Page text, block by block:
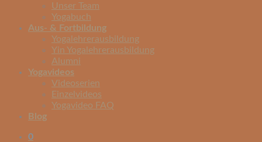
Unser Team
Yogabuch
Aus- & Fortbildung
Yogalehrerausbildung
Yin Yogalehrerausbildung
Alumni
Yogavideos
Videoserien
Einzelvideos
Yogavideo FAQ
Blog
0